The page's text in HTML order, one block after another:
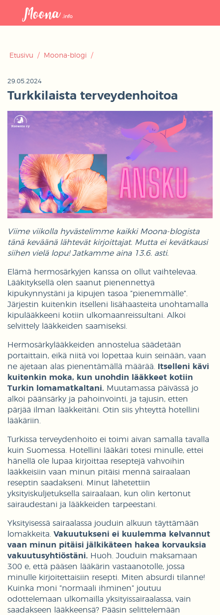
Etusivu / Moona-blogi /
29.05.2024
Turkkilaista terveydenhoitoa
Viime viikolla hyvästelimme kaikki Moona-blogista
tänä keväänä lähtevät kirjoittajat. Mutta ei kevätkausi
siihen vielä lopu! Jatkamme aina 13.6. asti.
Elämä hermosärkyjen kanssa on ollut vaihtelevaa.
Lääkityksellä olen saanut pienennettyä
kipukynnystäni ja kipujen tasoa ”pienemmälle”.
Järjestin kuitenkin itselleni lisähaasteita unohtamalla
kipulääkkeeni kotiin ulkomaanreissultani. Alkoi
selvittely lääkkeiden saamiseksi.
Hermosärkylääkkeiden annostelua säädetään
portaittain, eikä niitä voi lopettaa kuin seinään, vaan
ne ajetaan alas pienentämällä määrää.
Itselleni kävi
kuitenkin moka, kun unohdin lääkkeet kotiin
Turkin lomamatkaltani. Muutamassa päivässä jo
alkoi päänsärky ja pahoinvointi, ja tajusin, etten
pärjää ilman lääkkeitäni. Otin siis yhteyttä hotellini
lääkäriin.
Turkissa terveydenhoito ei toimi aivan samalla tavalla
kuin Suomessa. Hotellini lääkäri totesi minulle, ettei
hänellä ole lupaa kirjoittaa reseptejä vahvoihin
lääkkeisiin vaan minun pitäisi mennä sairaalaan
reseptin saadakseni. Minut lähetettiin
yksityiskuljetuksella sairaalaan, kun olin kertonut
sairaudestani ja lääkkeiden tarpeestani.
Yksityisessä sairaalassa jouduin alkuun täyttämään
lomakkeita. Vakuutukseni ei kuulemma kelvannut
vaan minun pitäisi jälkikäteen hakea korvauksia
vakuutusyhtiöstäni. Huoh. Jouduin maksamaan
300 e, että pääsen lääkärin vastaanotolle, jossa
minulle kirjoitettaisiin resepti. Miten absurdi tilanne!
Kuinka moni ”normaali ihminen” joutuu
odottelemaan ulkomailla yksityissairaalassa, vain
saadakseen lääkkeensä? Pääsin selittelemään